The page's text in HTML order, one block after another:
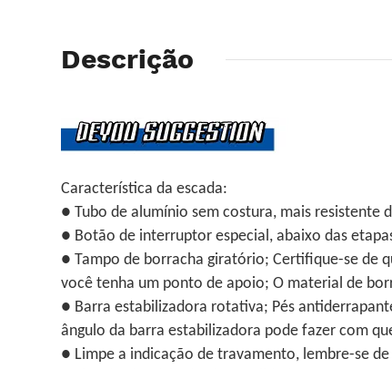
Descrição
Característica da escada:
● Tubo de alumínio sem costura, mais resistente
● Botão de interruptor especial, abaixo das
● Tampo de borracha giratório; Certifique-se de
você tenha um ponto de apoio; O material de
● Barra estabilizadora rotativa; Pés
ângulo da barra estabilizadora pode fazer com
● Limpe a indicação de travamento, lembre-se